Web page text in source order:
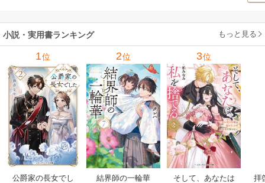
小説・実用書ランキング もっと見る
1位
公爵家の長女でし
2位
結界師の一輪華
3位
そして、あなたは
拝